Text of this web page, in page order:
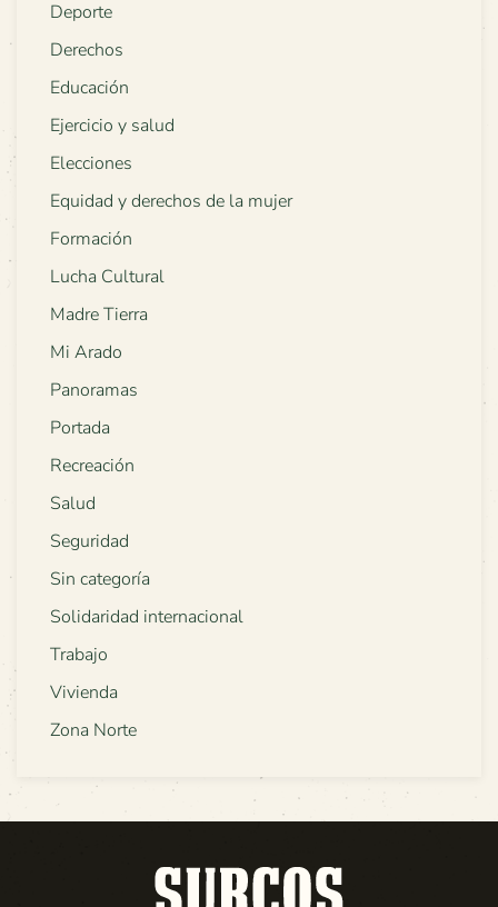
Deporte
Derechos
Educación
Ejercicio y salud
Elecciones
Equidad y derechos de la mujer
Formación
Lucha Cultural
Madre Tierra
Mi Arado
Panoramas
Portada
Recreación
Salud
Seguridad
Sin categoría
Solidaridad internacional
Trabajo
Vivienda
Zona Norte